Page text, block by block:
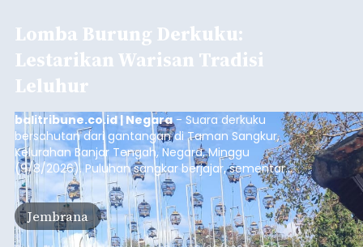
Lomba Burung Derkuku:
Lestarikan Warisan Tradisi
Leluhur
balitribune.co.id | Negara- Suara derkuku
bersahutan dari gantangan di Taman Sangkur,
Kelurahan Banjar Tengah, Negara, Minggu
(9/8/2026). Puluhan sangkar berjajar, sementara
para penghobi menunggu suara burung masing-
masing mengalun. Bukan sekadar ramai oleh
bunyi, setiap suara yang terdengar menjadi
bagian dari penilaian untuk menentukan kualitas
Jembrana